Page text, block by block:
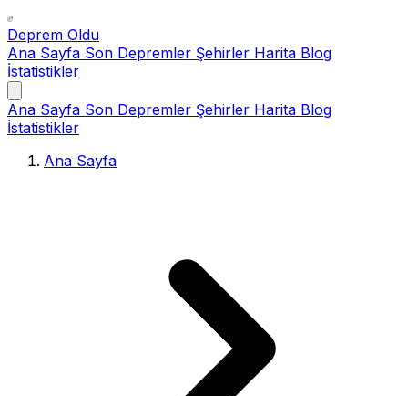
Deprem Oldu
Ana Sayfa Son Depremler Şehirler Harita Blog
İstatistikler
Ana Sayfa Son Depremler Şehirler Harita Blog
İstatistikler
Ana Sayfa